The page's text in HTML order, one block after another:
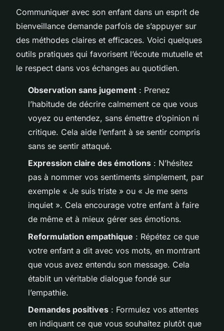
Communiquer avec son enfant dans un esprit de
bienveillance demande parfois de s’appuyer sur
des méthodes claires et efficaces. Voici quelques
outils pratiques qui favorisent l’écoute mutuelle et
le respect dans vos échanges au quotidien.
Observation sans jugement : Prenez
l’habitude de décrire calmement ce que vous
voyez ou entendez, sans émettre d’opinion ni
critique. Cela aide l’enfant à se sentir compris
sans se sentir attaqué.
Expression claire des émotions : N’hésitez
pas à nommer vos sentiments simplement, par
exemple « Je suis triste » ou « Je me sens
inquiet ». Cela encourage votre enfant à faire
de même et à mieux gérer ses émotions.
Reformulation empathique : Répétez ce que
votre enfant a dit avec vos mots, en montrant
que vous avez entendu son message. Cela
établit un véritable dialogue fondé sur
l’empathie.
Demandes positives : Formulez vos attentes
en indiquant ce que vous souhaitez plutôt que